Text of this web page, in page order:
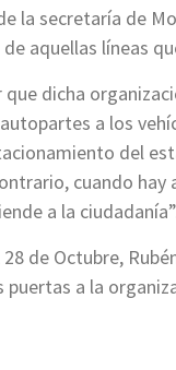
la secretaría de
aquellas líneas
que dicha
a los
del
cuando hay
a la
de Octubre,
puertas a la